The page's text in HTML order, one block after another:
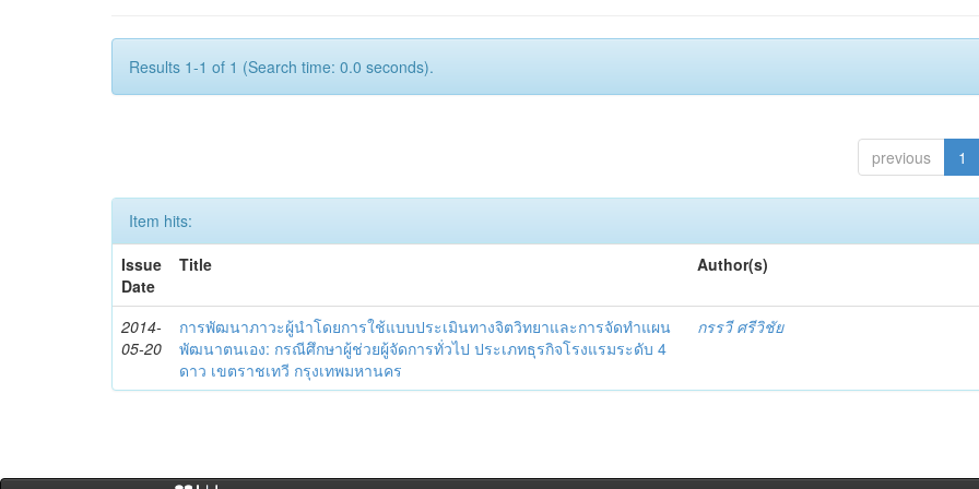
Results 1-1 of 1 (Search time: 0.0 seconds).
previous 1
Item hits:
Issue
Date
Title Author(s)
2014-
05-20
การพัฒนาภาวะผู้นำโดยการใช้แบบประเมินทางจิตวิทยาและการจัดทำแผน
พัฒนาตนเอง: กรณีศึกษาผู้ช่วยผู้จัดการทั่วไป ประเภทธุรกิจโรงแรมระดับ 4
ดาว เขตราชเทวี กรุงเทพมหานคร
กรรวี ศรีวิชัย